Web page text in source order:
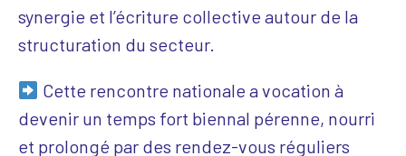
synergie et l’écriture collective autour de la
structuration du secteur.
Cette rencontre nationale a vocation à
devenir un temps fort biennal pérenne, nourri
et prolongé par des rendez-vous réguliers